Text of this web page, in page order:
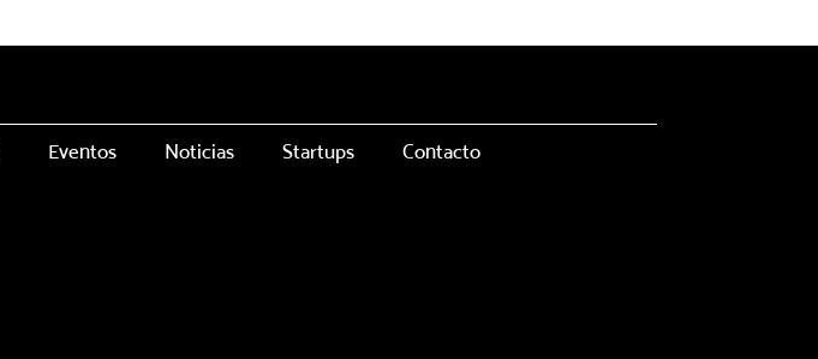
Eventos Noticias Startups Contacto